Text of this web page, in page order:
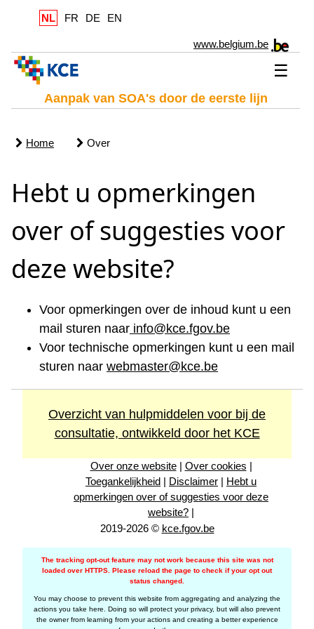
NL FR DE EN
www.belgium.be
☰
Aanpak van SOA's door de eerste lijn
Home Over
Hebt u opmerkingen
over of suggesties voor
deze website?
Voor opmerkingen over de inhoud kunt u een
mail sturen naar info@kce.fgov.be
Voor technische opmerkingen kunt u een mail
sturen naar webmaster@kce.be
Overzicht van hulpmiddelen voor bij de
consultatie, ontwikkeld door het KCE
Over onze website| Over cookies |
Toegankelijkheid | Disclaimer | Hebt u
opmerkingen over of suggesties voor deze
website? |
2019-2026 © kce.fgov.be
The tracking opt-out feature may not work because this site was not
loaded over HTTPS. Please reload the page to check if your opt out
status changed.
You may choose to prevent this website from aggregating and analyzing the
actions you take here. Doing so will protect your privacy, but will also prevent
the owner from learning from your actions and creating a better experience